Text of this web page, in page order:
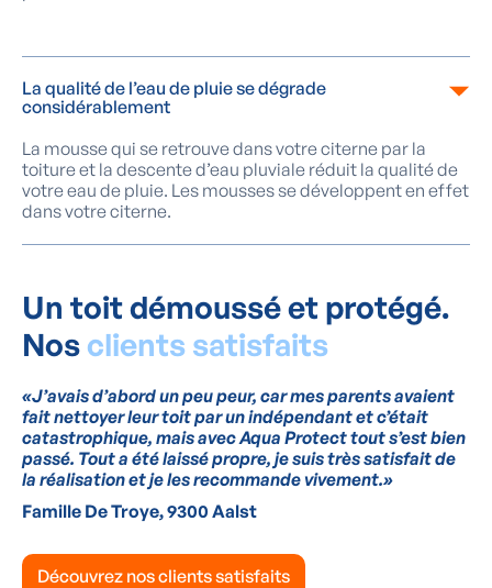
La qualité de l’eau de pluie se dégrade
considérablement
La mousse qui se retrouve dans votre citerne par la
toiture et la descente d’eau pluviale réduit la qualité de
votre eau de pluie. Les mousses se développent en effet
dans votre citerne.
Un toit démoussé et protégé.
Nos clients satisfaits
«J’avais d’abord un peu peur, car mes parents avaient
fait nettoyer leur toit par un indépendant et c’était
catastrophique, mais avec Aqua Protect tout s’est bien
passé. Tout a été laissé propre, je suis très satisfait de
la réalisation et je les recommande vivement.»
Famille De Troye, 9300 Aalst
Découvrez nos clients satisfaits